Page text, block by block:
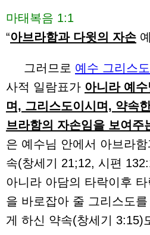
마태복음 1:1
“아브라함과 다윗의 자손
그러므로 예수 그리스
사적 일람표가 아니라 예수
며, 그리스도이시며, 약속
브라함의 자손임을 보여주
은 예수님 안에서 아브라
속(창세기 21;12, 시편
아니라 아담의 타락이후
을 바로잡아 줄 그리스도
게 하신 약속(창세기 3:15)